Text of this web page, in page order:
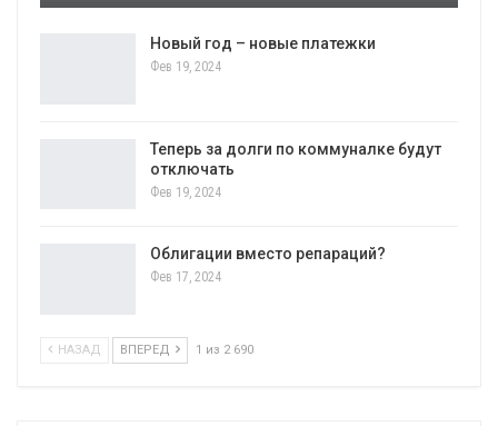
Новый год – новые платежки
Фев 19, 2024
Теперь за долги по коммуналке будут
отключать
Фев 19, 2024
Облигации вместо репараций?
Фев 17, 2024
НАЗАД ВПЕРЕД 1 из 2 690